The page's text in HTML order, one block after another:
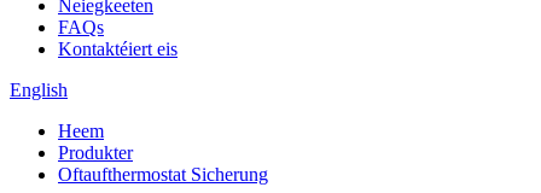
Neiegkeeten
FAQs
Kontaktéiert eis
English
Heem
Produkter
Oftaufthermostat Sicherung